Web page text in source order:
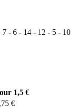
7 - 6 - 14 - 12 - 5 - 10
1,5 €
€